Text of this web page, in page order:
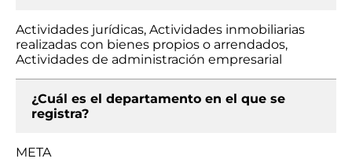
Actividades jurídicas, Actividades inmobiliarias
realizadas con bienes propios o arrendados,
Actividades de administración empresarial
¿Cuál es el departamento en el que se
registra?
META